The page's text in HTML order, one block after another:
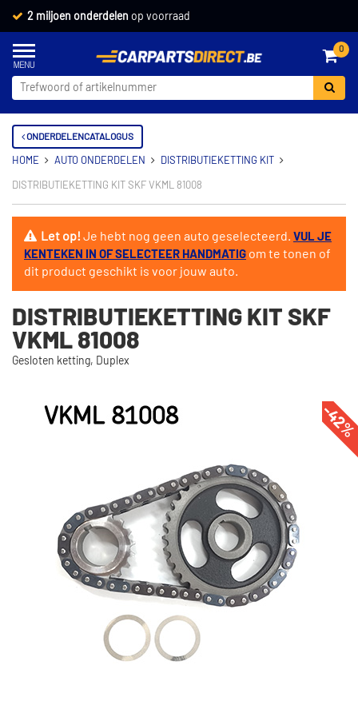
2 miljoen onderdelen op voorraad
0
ONDERDELENCATALOGUS
HOME AUTO ONDERDELEN DISTRIBUTIEKETTING KIT
DISTRIBUTIEKETTING KIT SKF VKML 81008
Let op!Je hebt nog geen auto geselecteerd. VUL JE
KENTEKEN IN OF SELECTEER HANDMATIG om te tonen of
dit product geschikt is voor jouw auto.
DISTRIBUTIEKETTING KIT SKF
VKML 81008
Gesloten ketting, Duplex
-